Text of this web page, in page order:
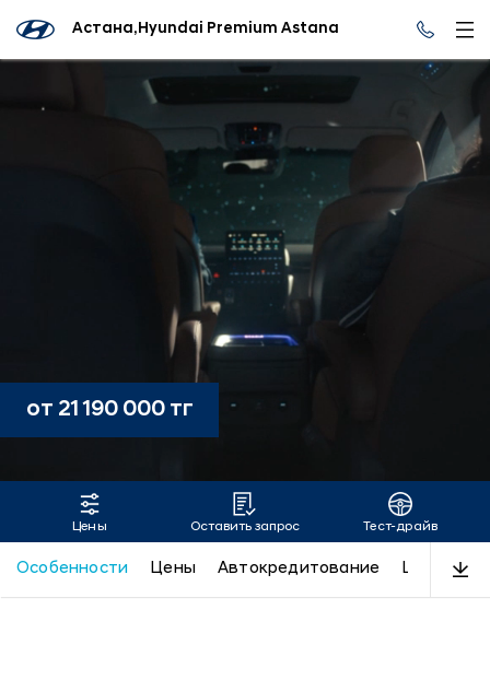
Астана,Hyundai Premium Astana
Hyundai Staria
от 21 190 000 тг
Цены Оставить запрос Тест-драйв
Особенности Цены Автокредитование LUXE